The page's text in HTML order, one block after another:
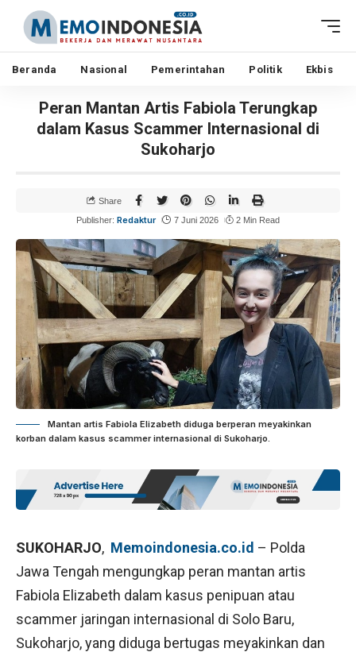
Beranda Nasional Pemerintahan Politik Ekbis
Peran Mantan Artis Fabiola Terungkap
dalam Kasus Scammer Internasional di
Sukoharjo
Publisher: Redaktur 7 Juni 2026 2 Min Read
Share
Mantan artis Fabiola Elizabeth diduga berperan meyakinkan
korban dalam kasus scammer internasional di Sukoharjo.
SUKOHARJO, Memoindonesia.co.id – Polda
Jawa Tengah mengungkap peran mantan artis
Fabiola Elizabeth dalam kasus penipuan atau
scammer jaringan internasional di Solo Baru,
Sukoharjo, yang diduga bertugas meyakinkan dan